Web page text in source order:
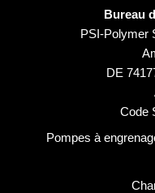
Bureau
PSI-Polymer
DE
Code
Pompes à